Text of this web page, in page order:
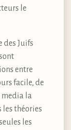
le
des Juifs
entre
facile, de
la
théories
les